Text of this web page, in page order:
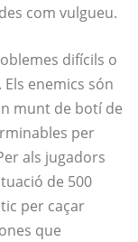
com vulgueu.
difícils o
enemics són
munt de botí de
per
als jugadors
de 500
per caçar
que